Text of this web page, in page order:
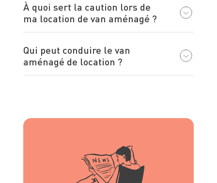
À quoi sert la caution lors de
ma location de van aménagé ?
Qui peut conduire le van
aménagé de location ?